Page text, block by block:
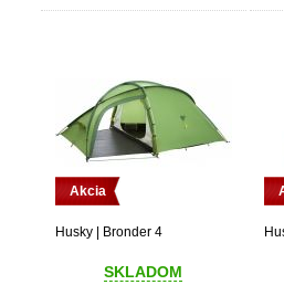
Akcia
Husky | Bronder 4
SKLADOM